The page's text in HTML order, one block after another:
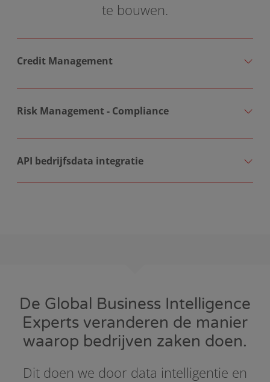
te bouwen.
Credit Management
Risk Management - Compliance
API bedrijfsdata integratie
De Global Business Intelligence
Experts veranderen de manier
waarop bedrijven zaken doen.
Dit doen we door data intelligentie en